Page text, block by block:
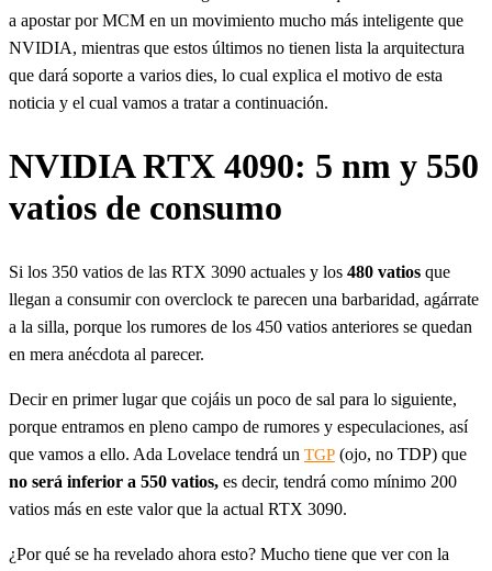
a apostar por MCM en un movimiento mucho más inteligente que
NVIDIA, mientras que estos últimos no tienen lista la arquitectura
que dará soporte a varios dies, lo cual explica el motivo de esta
noticia y el cual vamos a tratar a continuación.
NVIDIA RTX 4090: 5 nm y 550
vatios de consumo
Si los 350 vatios de las RTX 3090 actuales y los 480 vatios que
llegan a consumir con overclock te parecen una barbaridad, agárrate
a la silla, porque los rumores de los 450 vatios anteriores se quedan
en mera anécdota al parecer.
Decir en primer lugar que cojáis un poco de sal para lo siguiente,
porque entramos en pleno campo de rumores y especulaciones, así
que vamos a ello. Ada Lovelace tendrá un TGP (ojo, no TDP) que
no será inferior a 550 vatios, es decir, tendrá como mínimo 200
vatios más en este valor que la actual RTX 3090.
¿Por qué se ha revelado ahora esto? Mucho tiene que ver con la